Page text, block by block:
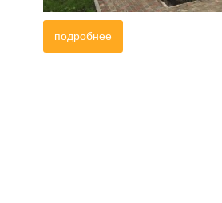
подробнее